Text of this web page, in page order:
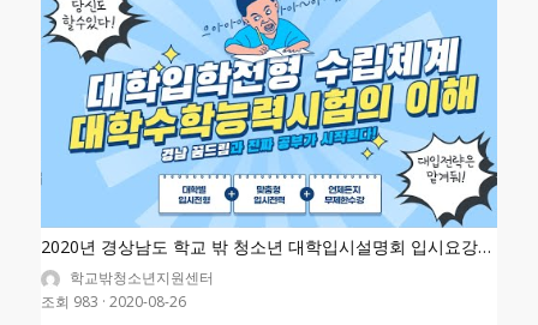
2020년 경상남도 학교 밖 청소년 대학입시설명회 입시요강
안내학교밖청소년지원센터
조회 983 · 2020-08-26